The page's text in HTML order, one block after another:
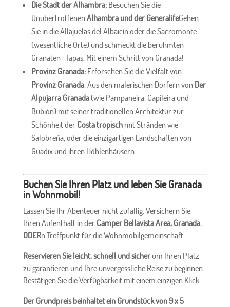
Die Stadt der Alhambra:Besuchen Sie die
UnübertroffenenAlhambra und der GeneralifeGehen
Sie in die Allajuelas del Albaicín oder die Sacromonte
(wesentliche Orte) und schmeckt die berühmten
Granaten -Tapas. Mit einem Schritt von Granada!
Provinz Granada:Erforschen Sie die Vielfalt von
Provinz Granada. Aus den malerischen Dörfern von Der
Alpujarra Granada(wie Pampaneira, Capileira und
Bubión) mit seiner traditionellen Architektur zur
Schönheit der Costa tropischmit Stränden wie
Salobreña; oder die einzigartigen Landschaften von
Guadix und ihren Höhlenhäusern.
Buchen Sie Ihren Platz und leben Sie Granada
in Wohnmobil!
Lassen Sie Ihr Abenteuer nicht zufällig. Versichern Sie
Ihren Aufenthalt in der Camper Bellavista Area, Granada.
ODERn Treffpunkt für die Wohnmobilgemeinschaft.
Reservieren Sie leicht, schnell und sicherum Ihren Platz
zu garantieren und Ihre unvergessliche Reise zu beginnen.
Bestätigen Sie die Verfügbarkeit mit einem einzigen Klick.
Der Grundpreis beinhaltet ein Grundstück von 9 x 5